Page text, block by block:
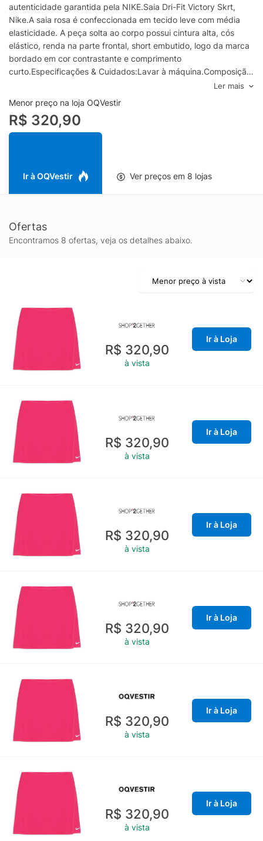
autenticidade garantida pela NIKE.Saia Dri-Fit Victory Skrt,
Nike.A saia rosa é confeccionada em tecido leve com média
elasticidade. A peça solta ao corpo possui cintura alta, cós
elástico, renda na parte frontal, short embutido, logo da marca
bordado em cor contrastante e comprimento
curto.Especificações & Cuidados:Lavar à máquina.Composição:
Ler mais
Menor preço na loja OQVestir
R$ 320,90
Ir à OQVestir Ver preços em 8 lojas
Ofertas
Encontramos 8 ofertas, veja os detalhes abaixo.
R$ 320,90
à vista
Ir à Loja
R$ 320,90
à vista
Ir à Loja
R$ 320,90
à vista
Ir à Loja
R$ 320,90
à vista
Ir à Loja
R$ 320,90
à vista
Ir à Loja
R$ 320,90
à vista
Ir à Loja